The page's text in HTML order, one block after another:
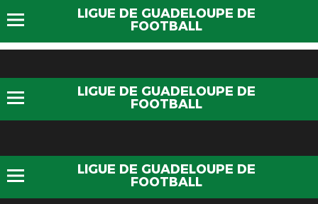
LIGUE DE GUADELOUPE DE
FOOTBALL